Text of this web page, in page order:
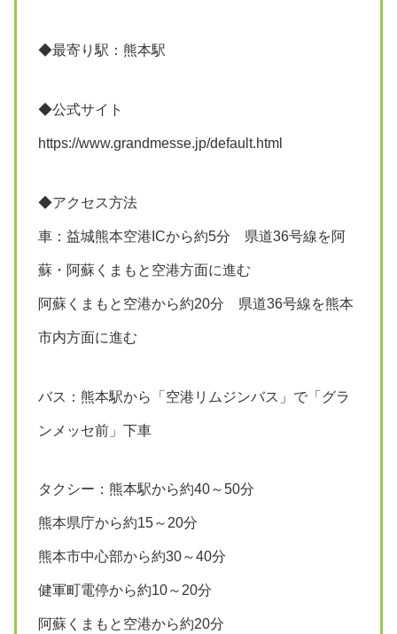
◆最寄り駅：熊本駅
◆公式サイト
https://www.grandmesse.jp/default.html
◆アクセス方法
車：益城熊本空港ICから約5分 県道36号線を阿
蘇・阿蘇くまもと空港方面に進む
阿蘇くまもと空港から約20分 県道36号線を熊本
市内方面に進む
バス：熊本駅から「空港リムジンバス」で「グラ
ンメッセ前」下車
タクシー：熊本駅から約40～50分
熊本県庁から約15～20分
熊本市中心部から約30～40分
健軍町電停から約10～20分
阿蘇くまもと空港から約20分